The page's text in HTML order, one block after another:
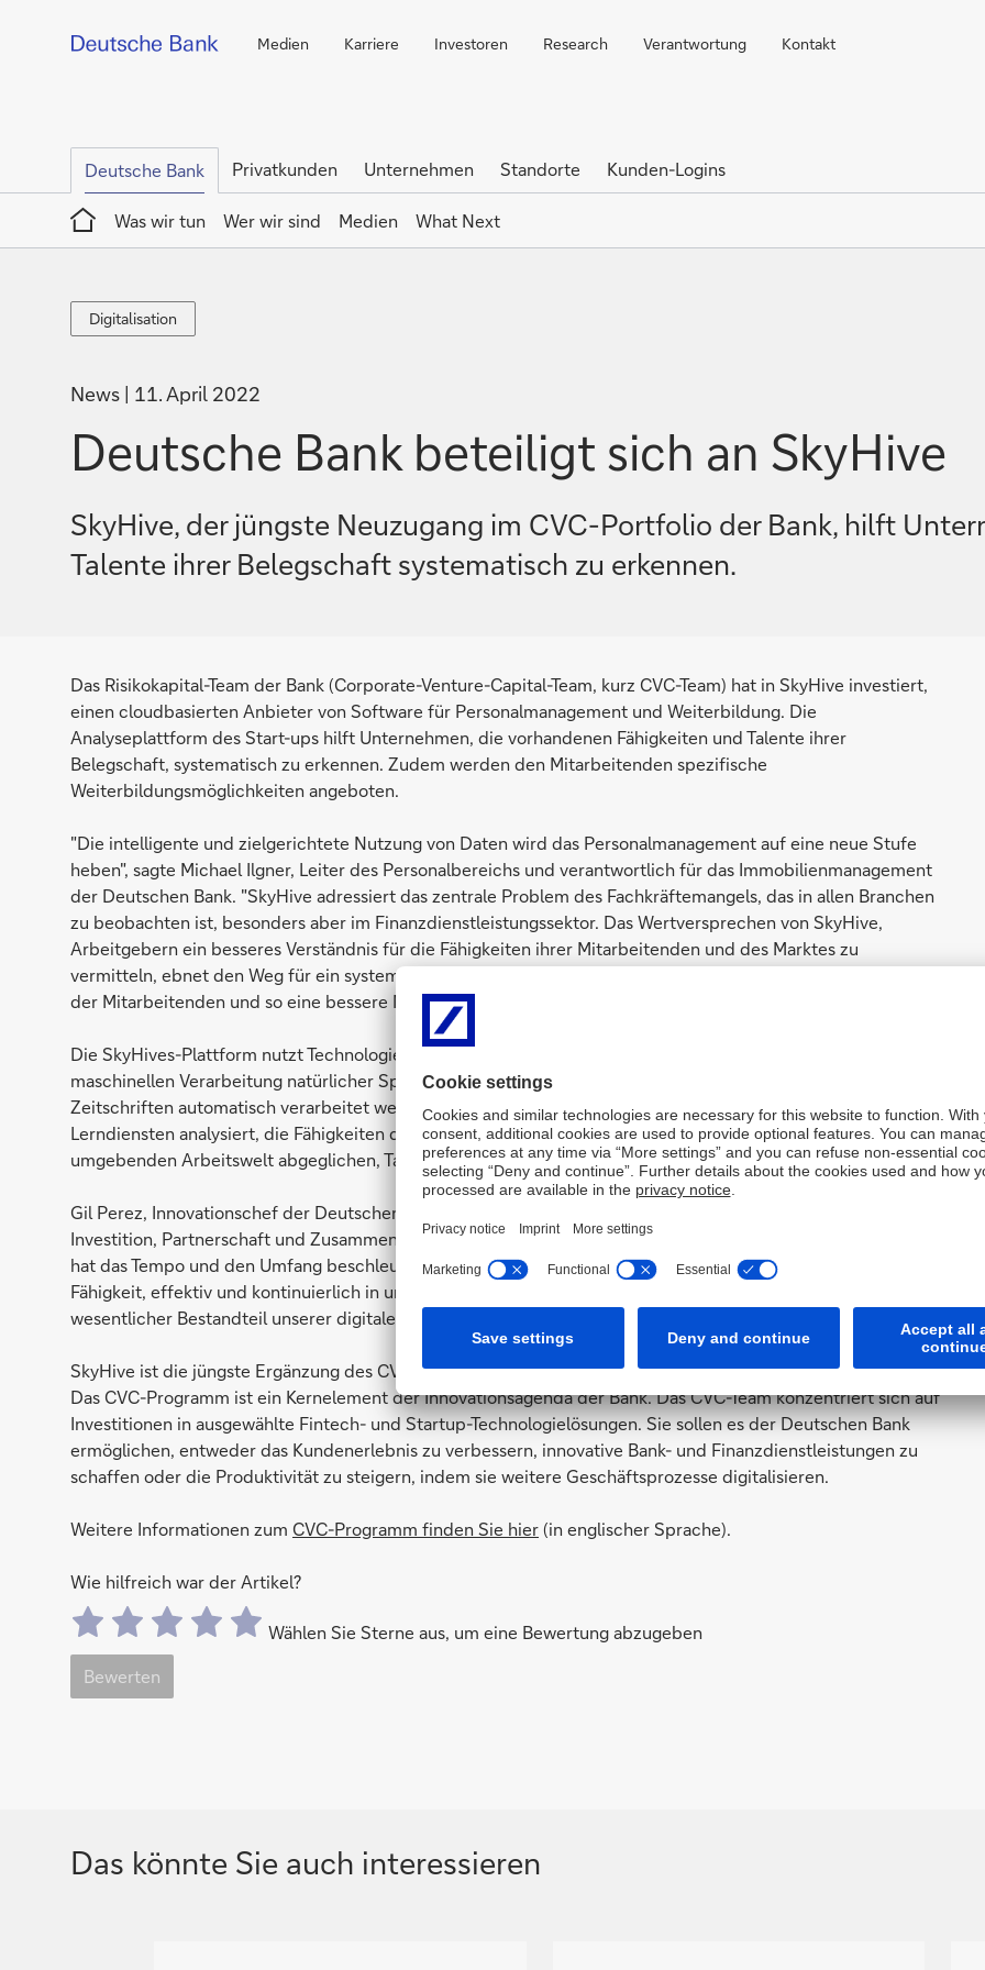
Medien Karriere Investoren Research Verantwortung Kontakt
Deutsche Bank Privatkunden Unternehmen Standorte
Kunden-Logins
Home
Was wir tun
Wer wir sind Medien What Next
Digitalisation
Digitalisation
News 11. April 2022
Deutsche Bank beteiligt sich an SkyHive
SkyHive, der jüngste Neuzugang im CVC-Portfolio der Bank, hilft
Talente ihrer Belegschaft systematisch zu erkennen.
Das Risikokapital-Team der Bank (Corporate-Venture-Capital-Team, kurz CVC-Team) hat in SkyHive investiert,
einen cloudbasierten Anbieter von Software für Personalmanagement und Weiterbildung. Die
Analyseplattform des Start-ups hilft Unternehmen, die vorhandenen Fähigkeiten und Talente ihrer
Belegschaft, systematisch zu erkennen. Zudem werden den Mitarbeitenden spezifische
Weiterbildungsmöglichkeiten angeboten.
"Die intelligente und zielgerichtete Nutzung von Daten wird das Personalmanagement auf eine neue Stufe
heben", sagte Michael Ilgner, Leiter des Personalbereichs und verantwortlich für das Immobilienmanagement
der Deutschen Bank. "SkyHive adressiert das zentrale Problem des Fachkräftemangels, das in allen Branchen
zu beobachten ist, besonders aber im Finanzdienstleistungssektor. Das Wertversprechen von SkyHive,
Arbeitgebern ein besseres Verständnis für die Fähigkeiten ihrer Mitarbeitenden und des Marktes zu
vermitteln, ebnet den Weg für ein systematisches Ressourcenmanagement, eine spezifischere Weiterbildung
der Mitarbeitenden und so eine bessere Mitarbeiterbindung."
Die SkyHives-Plattform nutzt Technologien wie Natural Language Processing (NLP), also Techniken zur
maschinellen Verarbeitung natürlicher Sprache. So können Lebensläufe, Patentanmeldungen, Artikel und
Zeitschriften automatisch verarbeitet werden. Die gesammelten Daten werden mit Hilfe von maschinellen
Lerndiensten analysiert, die Fähigkeiten der Unternehmens-Belegschaft aufgelistet und mit der sie
umgebenden Arbeitswelt abgeglichen, Talentlücken und Bereiche für die Weiterbildung identifiziert.
Gil Perez, Innovationschef der Deutschen Bank und Leiter des CVC-Teams, sagte: "Wir freuen uns über die
Investition, Partnerschaft und Zusammenarbeit mit SkyHive. Die digitale Transformation der Deutschen Bank
hat das Tempo und den Umfang beschleunigt, in dem wir unsere Mitarbeitenden weiterbilden. Unsere
Fähigkeit, effektiv und kontinuierlich in unsere aktuellen und zukünftigen Mitarbeiter zu investieren, ist ein
wesentlicher Bestandteil unserer digitalen Transformation."
SkyHive ist die jüngste Ergänzung des CVC-Portfolios der Bank - nach der Investition inTainaund SeaLights.
Das CVC-Programm ist ein Kernelement der Innovationsagenda der Bank. Das CVC-Team konzentriert sich auf
Investitionen in ausgewählte Fintech- und Startup-Technologielösungen. Sie sollen es der Deutschen Bank
ermöglichen, entweder das Kundenerlebnis zu verbessern, innovative Bank- und Finanzdienstleistungen zu
schaffen oder die Produktivität zu steigern, indem sie weitere Geschäftsprozesse digitalisieren.
Weitere Informationen zum CVC-Programm finden Sie hier(in englischer Sprache).
Wie hilfreich war der Artikel?
Wählen Sie Sterne aus, um eine Bewertung abzugeben
Bewerten
Das könnte Sie auch interessieren